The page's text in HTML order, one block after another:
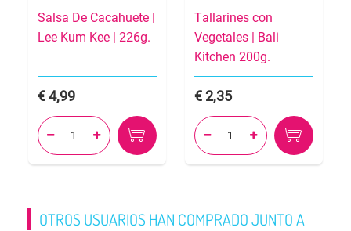
Salsa De Cacahuete |
Lee Kum Kee | 226g.
4,99
 
Tallarines con
Vegetales | Bali
Kitchen 200g.
2,35
 
OTROS USUARIOS HAN COMPRADO JUNTO A